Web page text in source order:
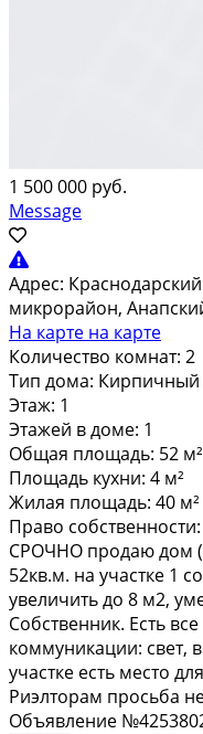
1 500 000 руб.
Message
Адрес:
микрорайон,
На карте на карте
Количество комнат: 2
Тип дома: Кирпичный
Этаж: 1
Этажей в доме: 1
Общая площадь: 52 м²
Площадь кухни: 4 м²
Жилая площадь: 40 м²
Право собственности:
СРОЧНО продаю дом
52кв.м. на участке 1
увеличить до 8 м2,
Собственник. Есть
коммуникации: свет,
участке есть место
Риэлторам просьба
Объявление